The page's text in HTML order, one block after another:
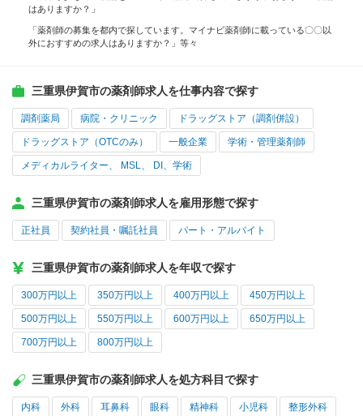
はありますか？」
「薬剤師の募集を都内で探しています。マイナビ薬剤師に載っている〇〇以
外におすすめの求人はありますか？」等々
三重県伊賀市の薬剤師求人を仕事内容で探す
調剤薬局 病院・クリニック ドラッグストア（調剤併設）
ドラッグストア（OTCのみ） 一般企業 学術・管理薬剤師
メディカルライター、 MSL、 DI、学術
三重県伊賀市の薬剤師求人を雇用形態で探す
正社員 契約社員・嘱託社員 パート・アルバイト
三重県伊賀市の薬剤師求人を年収で探す
300万円以上 350万円以上 400万円以上 450万円以上
500万円以上 550万円以上 600万円以上 650万円以上
700万円以上 800万円以上
三重県伊賀市の薬剤師求人を処方科目で探す
内科 外科 耳鼻科 眼科 精神科 小児科 整形外科